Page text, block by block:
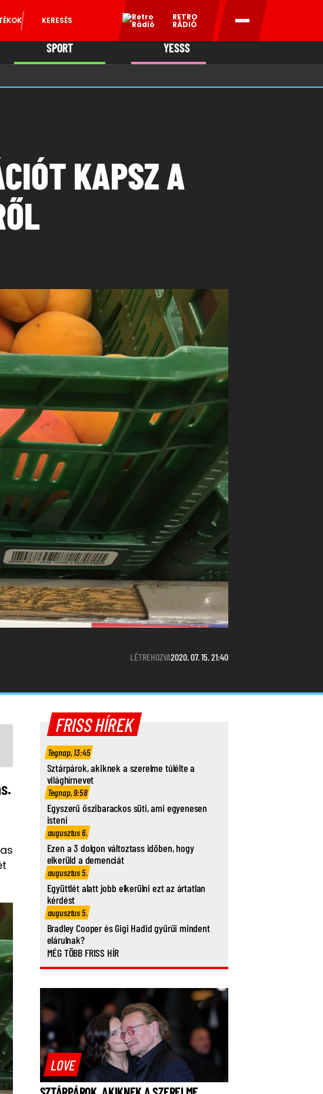
KERESÉS RETRO
RÁDIÓ
SPORT YESSS
KAPSZ A
LÉTREHOZVA2020. 07. 15. 21:40
FRISS HÍREK
Tegnap, 13:45
Sztárpárok, akiknek a szerelme túlélte a
világhírnevet
Tegnap, 9:58
Egyszerű őszibarackos süti, ami egyenesen
isteni
augusztus 6.
Ezen a 3 dolgon változtass időben, hogy
elkerüld a demenciát
augusztus 5.
Együttlét alatt jobb elkerülni ezt az ártatlan
kérdést
augusztus 5.
Bradley Cooper és Gigi Hadid gyűrűi mindent
elárulnak?
MÉG TÖBB FRISS HÍR
LOVE